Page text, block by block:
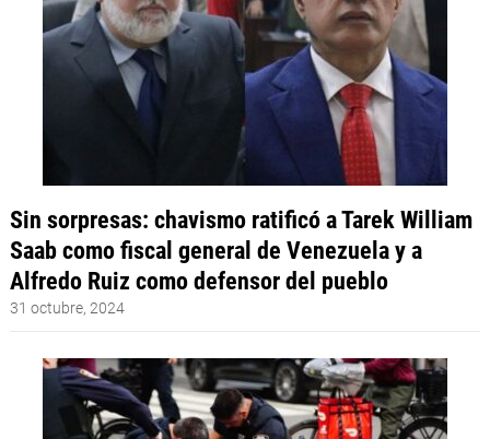
Sin sorpresas: chavismo ratificó a Tarek William
Saab como fiscal general de Venezuela y a
Alfredo Ruiz como defensor del pueblo
31 octubre, 2024